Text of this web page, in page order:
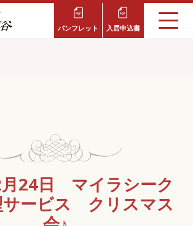
パンフレット 入居申込書
24日 マイラシーク
サービス クリスマス